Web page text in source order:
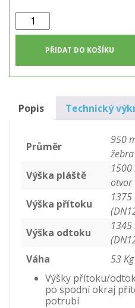
Kruhová
nádrž
vodu
obetonování
PŘIDAT DO KOŠÍKU
Popis Technický
Průměr
950
žebra
Výška pláště
otvor
Výška přítoku
Výška odtoku
Váha
53 Kg
Výšky přítoku/
po spodní okraj
potrubí